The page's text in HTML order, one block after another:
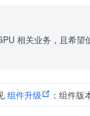
相关业务，且希
组件升级 ；组件版